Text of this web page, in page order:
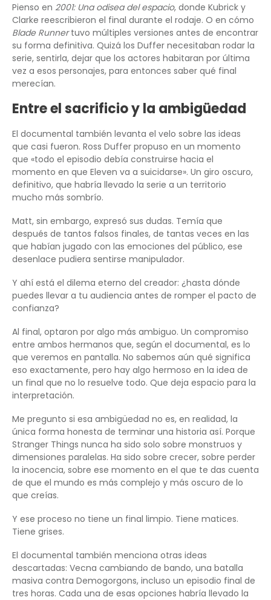
Pienso en 2001: Una odisea del espacio, donde Kubrick y
Clarke reescribieron el final durante el rodaje. O en cómo
Blade Runnertuvo múltiples versiones antes de encontrar
su forma definitiva. Quizá los Duffer necesitaban rodar la
serie, sentirla, dejar que los actores habitaran por última
vez a esos personajes, para entonces saber qué final
merecían.
Entre el sacrificio y la ambigüedad
El documental también levanta el velo sobre las ideas
que casi fueron. Ross Duffer propuso en un momento
que «todo el episodio debía construirse hacia el
momento en que Eleven va a suicidarse». Un giro oscuro,
definitivo, que habría llevado la serie a un territorio
mucho más sombrío.
Matt, sin embargo, expresó sus dudas. Temía que
después de tantos falsos finales, de tantas veces en las
que habían jugado con las emociones del público, ese
desenlace pudiera sentirse manipulador.
Y ahí está el dilema eterno del creador: ¿hasta dónde
puedes llevar a tu audiencia antes de romper el pacto de
confianza?
Al final, optaron por algo más ambiguo. Un compromiso
entre ambos hermanos que, según el documental, es lo
que veremos en pantalla. No sabemos aún qué significa
eso exactamente, pero hay algo hermoso en la idea de
un final que no lo resuelve todo. Que deja espacio para la
interpretación.
Me pregunto si esa ambigüedad no es, en realidad, la
única forma honesta de terminar una historia así. Porque
Stranger Things nunca ha sido solo sobre monstruos y
dimensiones paralelas. Ha sido sobre crecer, sobre perder
la inocencia, sobre ese momento en el que te das cuenta
de que el mundo es más complejo y más oscuro de lo
que creías.
Y ese proceso no tiene un final limpio. Tiene matices.
Tiene grises.
El documental también menciona otras ideas
descartadas: Vecna cambiando de bando, una batalla
masiva contra Demogorgons, incluso un episodio final de
tres horas. Cada una de esas opciones habría llevado la